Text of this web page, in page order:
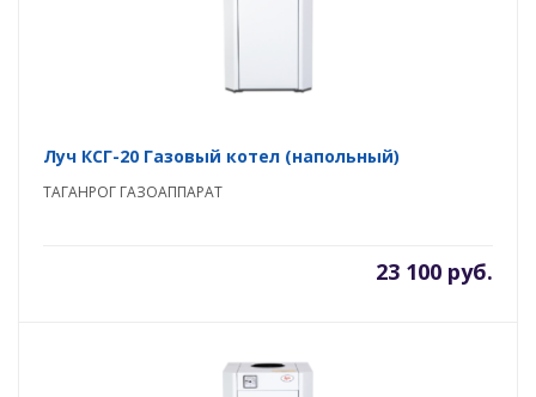
Луч КСГ-20 Газовый котел (напольный)
ТАГАНРОГ ГАЗОАППАРАТ
23 100 руб.